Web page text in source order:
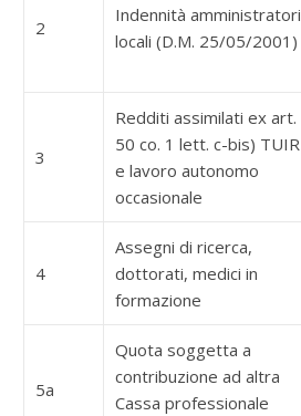
2
Indennità amministratori
locali (D.M. 25/05/2001)
3
Redditi assimilati ex art.
50 co. 1 lett. c-bis) TUIR
e lavoro autonomo
occasionale
4
Assegni di ricerca,
dottorati, medici in
formazione
5a
Quota soggetta a
contribuzione ad altra
Cassa professionale